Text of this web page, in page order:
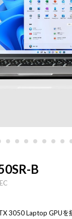
B
3050 Laptop GPU